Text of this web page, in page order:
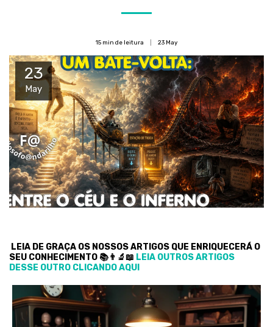
15 min de leitura 23 May
23
May
LEIA DE GRAÇA OS NOSSOS ARTIGOS QUE ENRIQUECERÁ O
SEU CONHECIMENTO 📚👨‍🔬📖 LEIA OUTROS ARTIGOS
DESSE OUTRO CLICANDO AQUI